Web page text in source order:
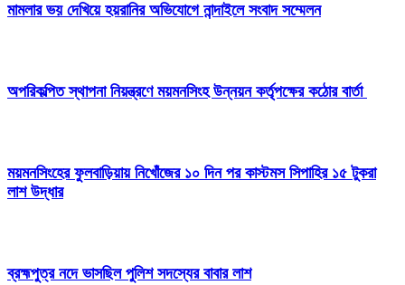
মামলার ভয় দেখিয়ে হয়রানির অভিযোগে নান্দাইলে সংবাদ সম্মেলন
অপরিকল্পিত স্থাপনা নিয়ন্ত্রণে ময়মনসিংহ উন্নয়ন কর্তৃপক্ষের কঠোর বার্তা
ময়মনসিংহের ফুলবাড়িয়ায় নিখোঁজের ১০ দিন পর কাস্টমস সিপাহির ১৫ টুকরা
লাশ উদ্ধার
ব্রহ্মপুত্র নদে ভাসছিল পুলিশ সদস্যের বাবার লাশ